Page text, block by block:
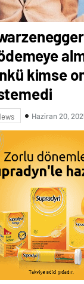
kimse
Haziran 20,